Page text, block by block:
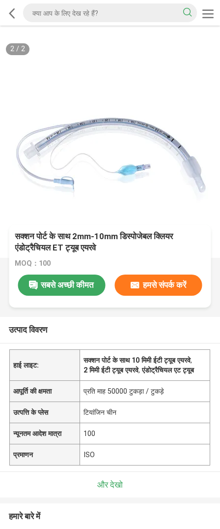
2/ 2
सक्शन पोर्ट के साथ 2mm-10mm डिस्पोजेबल क्लियर
एंडोट्रैचियल ET ट्यूब एयरवे
MOQ：100
सबसे अच्छी कीमत हमसे संपर्क करें
उत्पाद विवरण
हाई लाइट:
सक्शन पोर्ट के साथ 10 मिमी ईटी ट्यूब एयरवे,
2 मिमी ईटी ट्यूब एयरवे,एंडोट्रैचियल एट ट्यूब
आपूर्ति की क्षमता प्रति माह 50000 टुकड़ा / टुकड़े
उत्पत्ति के प्लेस टियांजिन चीन
न्यूनतम आदेश मात्रा 100
प्रमाणन ISO
और देखो
हमारे बारे में